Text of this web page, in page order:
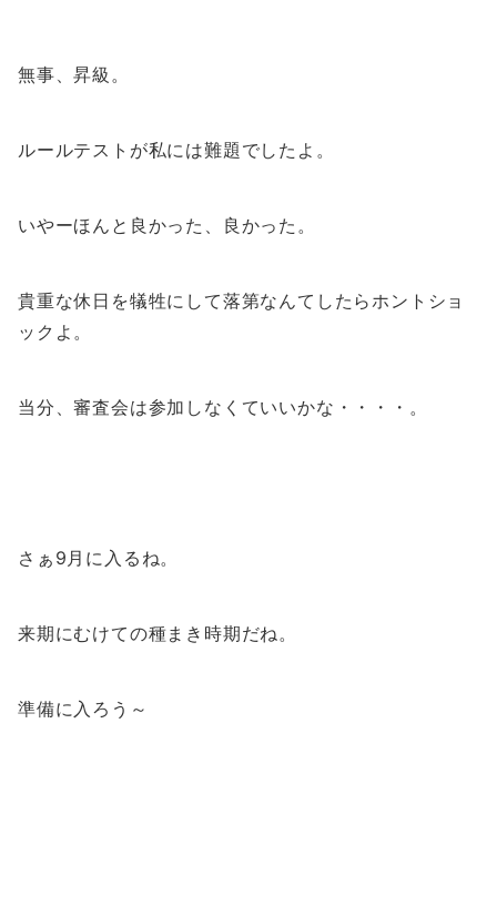
無事、昇級。
ルールテストが私には難題でしたよ。
いやーほんと良かった、良かった。
貴重な休日を犠牲にして落第なんてしたらホントショ
ックよ。
当分、審査会は参加しなくていいかな・・・・。
さぁ9月に入るね。
来期にむけての種まき時期だね。
準備に入ろう～